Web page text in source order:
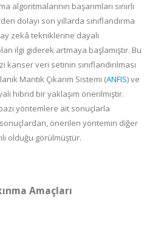
algoritmalarının başarımları sınırlı
dolayı son yıllarda sınıflandırma
zekâ tekniklerine dayalı
ilgi giderek artmaya başlamıştır. Bu
kanser veri setinin sınıflandırılması
Mantık Çıkarım Sistemi (ANFIS) ve
hibrid bir yaklaşım önerilmiştir.
yöntemlere ait sonuçlarla
sonuçlardan, önerilen yöntemin diğer
olduğu görülmüştür.
Amaçları